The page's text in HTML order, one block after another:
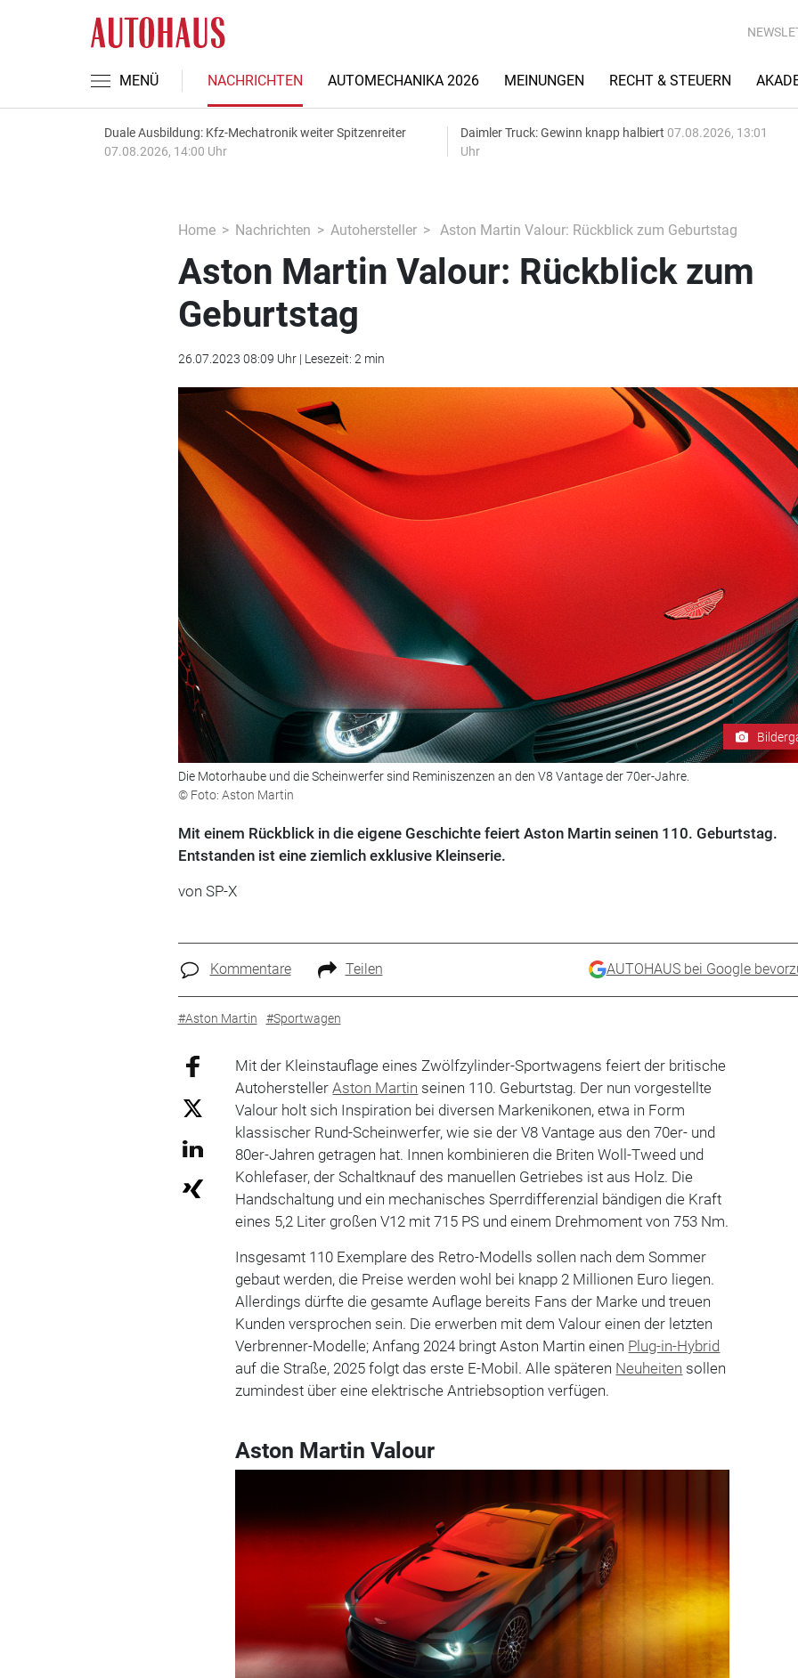
MENÜ NACHRICHTEN AUTOMECHANIKA 2026 MEINUNGEN RECHT & STEUERN
Duale Ausbildung: Kfz-Mechatronik weiter Spitzenreiter
07.08.2026, 14:00 Uhr
Daimler Truck: Gewinn knapp halbiert 07.08.2026, 13:01
Uhr
Home Nachrichten Autohersteller Aston Martin Valour: Rückblick zum Geburtstag
Aston Martin Valour: Rückblick zum
Geburtstag
26.07.2023 08:09 Uhr | Lesezeit: 2 min
Die Motorhaube und die Scheinwerfer sind Reminiszenzen an den V8 Vantage der 70er-Jahre.
© Foto: Aston Martin
Mit einem Rückblick in die eigene Geschichte feiert Aston Martin seinen 110. Geburtstag.
Entstanden ist eine ziemlich exklusive Kleinserie.
von SP-X
Kommentare Teilen AUTOHAUS bei Google
#Aston Martin #Sportwagen
Mit der Kleinstauflage eines Zwölfzylinder-Sportwagens feiert der britische
AutoherstellerAston Martin seinen 110. Geburtstag. Der nun vorgestellte
Valour holt sich Inspiration bei diversen Markenikonen, etwa in Form
klassischer Rund-Scheinwerfer, wie sie der V8 Vantage aus den 70er- und
80er-Jahren getragen hat. Innen kombinieren die Briten Woll-Tweed und
Kohlefaser, der Schaltknauf des manuellen Getriebes ist aus Holz. Die
Handschaltung und ein mechanisches Sperrdifferenzial bändigen die Kraft
eines 5,2 Liter großen V12 mit 715 PS und einem Drehmoment von 753 Nm.
Insgesamt 110 Exemplare des Retro-Modells sollen nach dem Sommer
gebaut werden, die Preise werden wohl bei knapp 2 Millionen Euro liegen.
Allerdings dürfte die gesamte Auflage bereits Fans der Marke und treuen
Kunden versprochen sein. Die erwerben mit dem Valour einen der letzten
Verbrenner-Modelle; Anfang 2024 bringt Aston Martin einen Plug-in-Hybrid
auf die Straße, 2025 folgt das erste E-Mobil. Alle späteren Neuheiten sollen
zumindest über eine elektrische Antriebsoption verfügen.
Aston Martin Valour